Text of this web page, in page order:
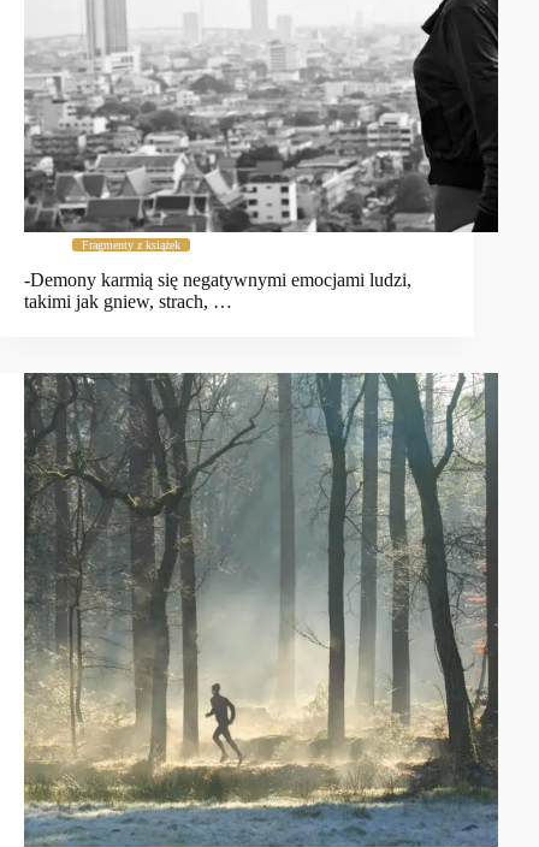
Fragmenty z książek
-Demony karmią się negatywnymi emocjami ludzi,
takimi jak gniew, strach, …